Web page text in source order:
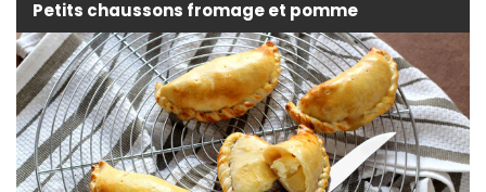
Petits chaussons fromage et pomme